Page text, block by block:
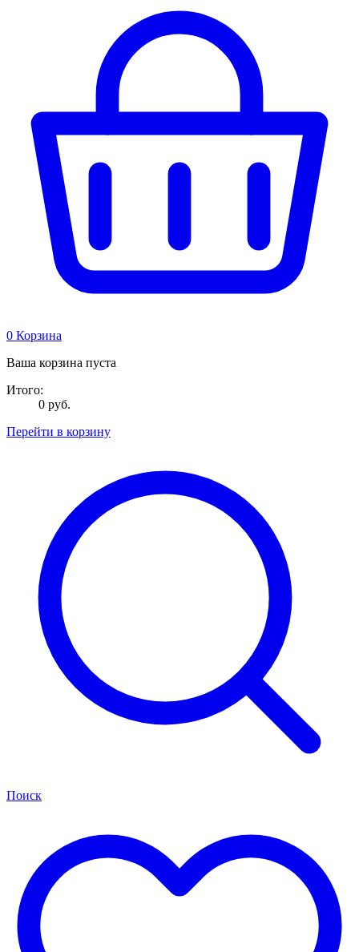
0 Корзина
Ваша корзина пуста
Итого:
0 руб.
Перейти в корзину
Поиск